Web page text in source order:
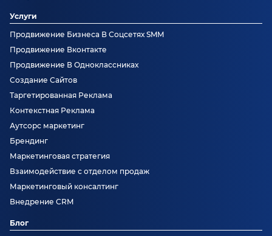
Услуги
Продвижение Бизнеса В Соцсетях SMM
Продвижение Вконтакте
Продвижение В Одноклассниках
Создание Сайтов
Таргетированная Реклама
Контекстная Реклама
Аутсорс маркетинг
Брендинг
Маркетинговая стратегия
Взаимодействие с отделом продаж
Маркетинговый консалтинг
Внедрение CRM
Блог